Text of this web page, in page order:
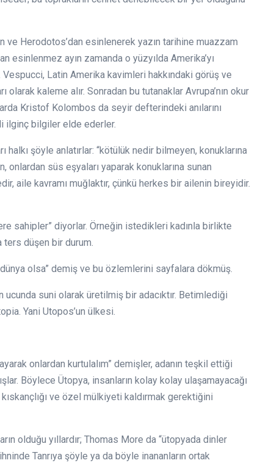
ve Herodotos’dan esinlenerek yazın tarihine muazzam
esinlenmez ayın zamanda o yüzyılda Amerika’yı
Latin Amerika kavimleri hakkındaki görüş ve
kaleme alır. Sonradan bu tutanaklar Avrupa’nın okur
Kristof Kolombos da seyir defterindeki anılarını
ilginç bilgiler elde ederler.
şöyle anlatırlar: “kötülük nedir bilmeyen, konuklarına
onlardan süs eşyaları yaparak konuklarına sunan
aile kavramı muğlaktır, çünkü herkes bir ailenin bireyidir.
sahipler” diyorlar. Örneğin istedikleri kadınla birlikte
düşen bir durum.
olsa” demiş ve bu özlemlerini sayfalara dökmüş.
suni olarak üretilmiş bir adacıktır. Betimlediği
Yani Utopos’un ülkesi.
onlardan kurtulalım” demişler, adanın teşkil ettiği
Böylece Ütopya, insanların kolay kolay ulaşamayacağı
ve özel mülkiyeti kaldırmak gerektiğini
olduğu yıllardır; Thomas More da “ütopyada dinler
Tanrıya şöyle ya da böyle inananların ortak